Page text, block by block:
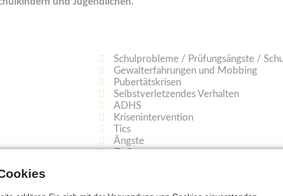
Schulprobleme / Prüfungsängste /
Gewalterfahrungen und Mobbing
Pubertätskrisen
Selbstverletzendes Verhalten
ADHS
Krisenintervention
Tics
Ängste